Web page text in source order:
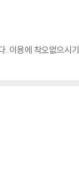
이용에 착오없으시기